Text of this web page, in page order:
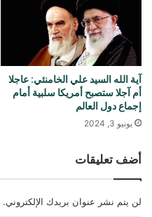
آية الله السيد علي الخامنئي: عاجلا
أم آجلا ستصبح أمريكا سلبية أمام
إجماع دول العالم
يونيو 3, 2024
أضف تعليقات
لن يتم نشر عنوان بريدك الإلكتروني.